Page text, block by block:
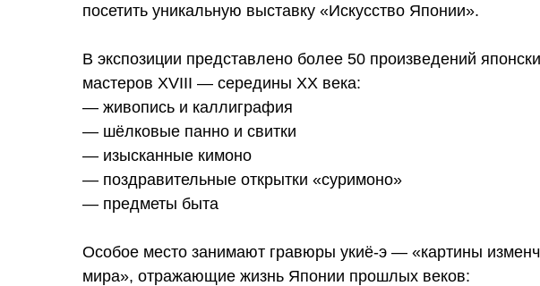
посетить уникальную выставку «Искусство Японии».
В экспозиции представлено более 50 произведений
мастеров XVIII — середины XX века:
— живопись и каллиграфия
— шёлковые панно и свитки
— изысканные кимоно
— поздравительные открытки «суримоно»
— предметы быта
Особое место занимают гравюры укиё-э — «картины
мира», отражающие жизнь Японии прошлых веков: